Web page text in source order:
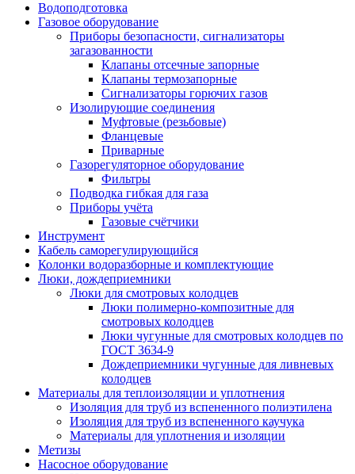
Водоподготовка
Газовое оборудование
Приборы безопасности, сигнализаторы
загазованности
Клапаны отсечные запорные
Клапаны термозапорные
Сигнализаторы горючих газов
Изолирующие соединения
Муфтовые (резьбовые)
Фланцевые
Приварные
Газорегуляторное оборудование
Фильтры
Подводка гибкая для газа
Приборы учёта
Газовые счётчики
Инструмент
Кабель саморегулирующийся
Колонки водоразборные и комплектующие
Люки, дождеприемники
Люки для смотровых колодцев
Люки полимерно-композитные для
смотровых колодцев
Люки чугунные для смотровых колодцев по
ГОСТ 3634-9
Дождеприемники чугунные для ливневых
колодцев
Материалы для теплоизоляции и уплотнения
Изоляция для труб из вспененного полиэтилена
Изоляция для труб из вспененного каучука
Материалы для уплотнения и изоляции
Метизы
Насосное оборудование